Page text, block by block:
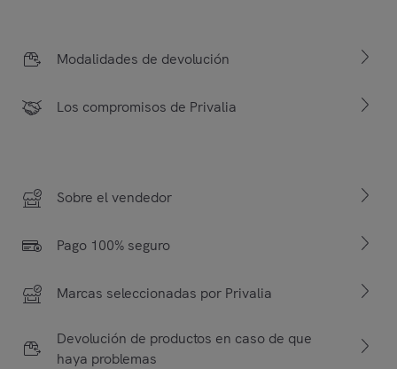
Modalidades de devolución
Los compromisos de Privalia
Sobre el vendedor
Pago 100% seguro
Marcas seleccionadas por Privalia
Devolución de productos en caso de que
haya problemas